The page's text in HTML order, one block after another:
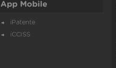
App Mobile
iPatente
iCCISS